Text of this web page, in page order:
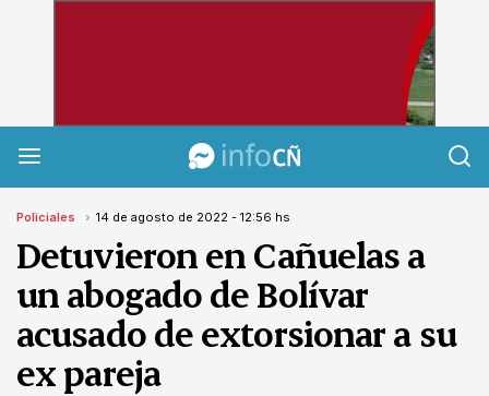
Policiales 14 de agosto de 2022 - 12:56 hs
Detuvieron en Cañuelas a
un abogado de Bolívar
acusado de extorsionar a su
ex pareja